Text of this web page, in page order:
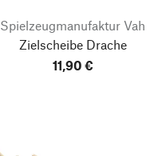
Spielzeugmanufaktur Vah
Zielscheibe Drache
11,90 €